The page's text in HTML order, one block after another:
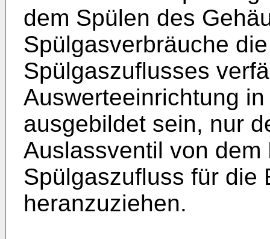
dem Spülen des
Spülgasverbräuche
Spülgaszuflusses
Auswerteeinrichtung
ausgebildet sein, nur
Auslassventil von
Spülgaszufluss für die
heranzuziehen.